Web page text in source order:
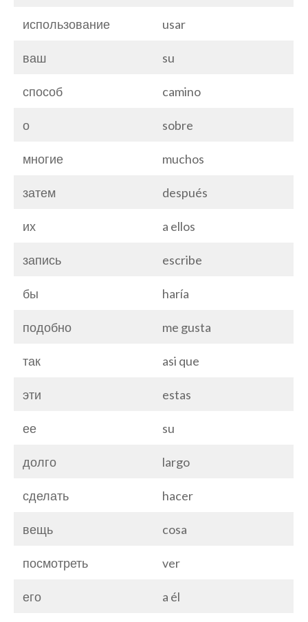
использование usar
ваш su
способ camino
о sobre
многие muchos
затем después
их a ellos
запись escribe
бы haría
подобно me gusta
так asi que
эти estas
ее su
долго largo
сделать hacer
вещь cosa
посмотреть ver
его a él